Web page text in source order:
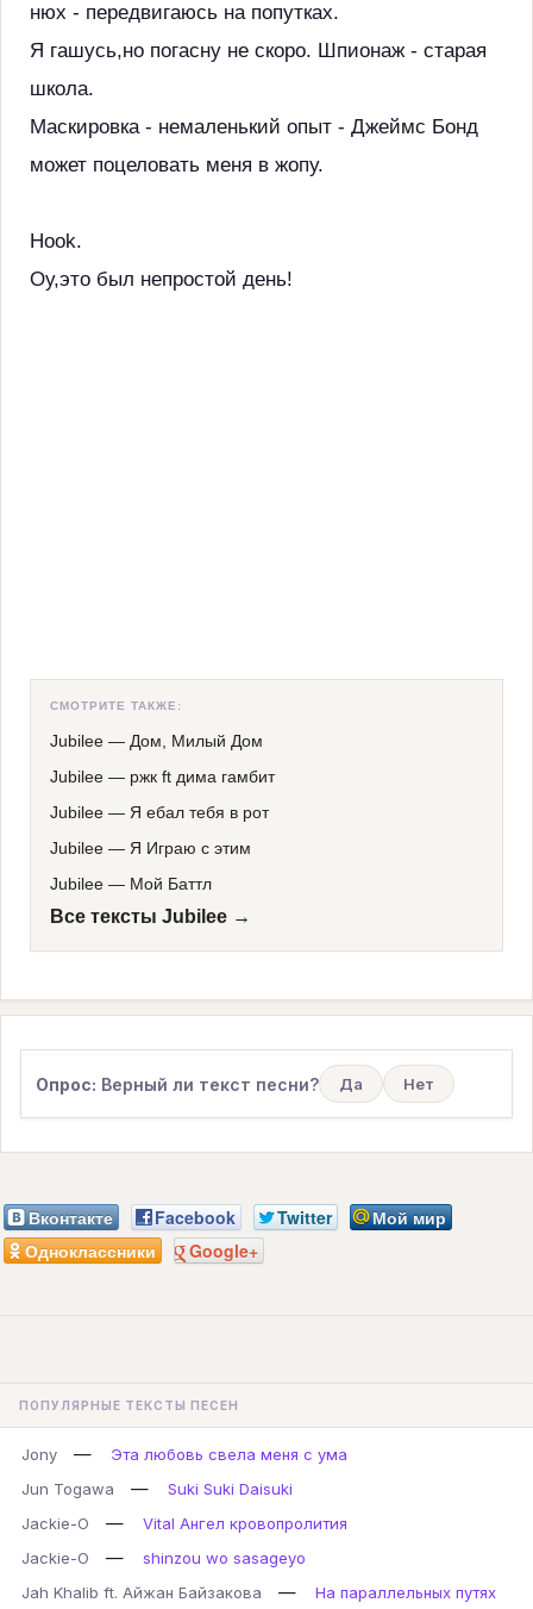
нюх - передвигаюсь на попутках.
Я гашусь,но погасну не скоро. Шпионаж - старая
школа.
Маскировка - немаленький опыт - Джеймс Бонд
может поцеловать меня в жопу.
Hook.
Оу,это был непростой день!
СМОТРИТЕ ТАКЖЕ:
Jubilee — Дом, Милый Дом
Jubilee — ржк ft дима гамбит
Jubilee — Я ебал тебя в рот
Jubilee — Я Играю с этим
Jubilee — Мой Баттл
Все тексты Jubilee →
Опрос: Верный ли текст песни? Да Нет
Вконтакте Facebook Twitter
Мой мир
Одноклассники
Google+
ПОПУЛЯРНЫЕ ТЕКСТЫ ПЕСЕН
Jony —
Эта любовь свела меня с ума
Jun Togawa
—
Suki Suki Daisuki
Jackie-O
—
Vital Ангел кровопролития
Jackie-O
—
shinzou wo sasageyo
Jah Khalib ft. Айжан Байзакова
—
На параллельных путях